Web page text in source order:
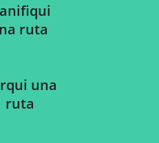
ruta
una
ruta